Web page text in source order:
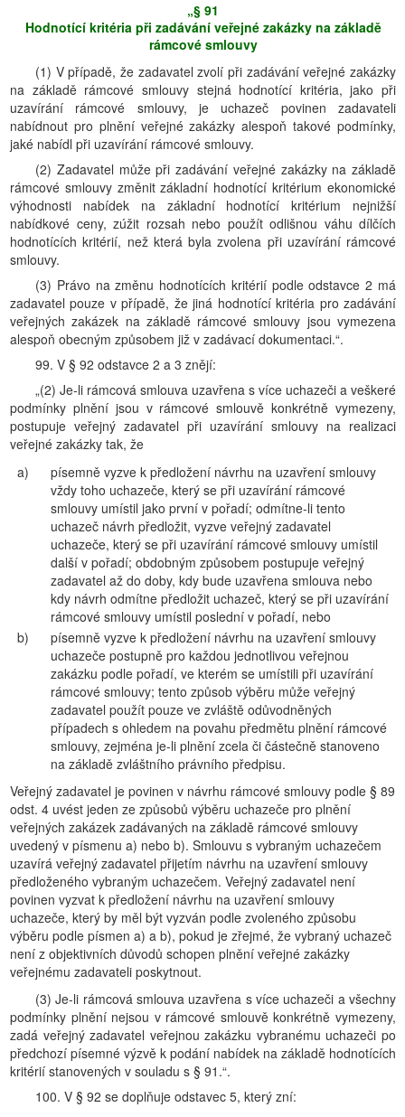
„§ 91
Hodnotící kritéria při zadávání veřejné zakázky na základě
rámcové smlouvy
(1) V případě, že zadavatel zvolí při zadávání veřejné zakázky
na základě rámcové smlouvy stejná hodnotící kritéria, jako při
uzavírání rámcové smlouvy, je uchazeč povinen zadavateli
nabídnout pro plnění veřejné zakázky alespoň takové podmínky,
jaké nabídl při uzavírání rámcové smlouvy.
(2) Zadavatel může při zadávání veřejné zakázky na základě
rámcové smlouvy změnit základní hodnotící kritérium ekonomické
výhodnosti nabídek na základní hodnotící kritérium nejnižší
nabídkové ceny, zúžit rozsah nebo použít odlišnou váhu dílčích
hodnotících kritérií, než která byla zvolena při uzavírání rámcové
smlouvy.
(3) Právo na změnu hodnotících kritérií podle odstavce 2 má
zadavatel pouze v případě, že jiná hodnotící kritéria pro zadávání
veřejných zakázek na základě rámcové smlouvy jsou vymezena
alespoň obecným způsobem již v zadávací dokumentaci.“.
99. V § 92 odstavce 2 a 3 znějí:
„(2) Je-li rámcová smlouva uzavřena s více uchazeči a veškeré
podmínky plnění jsou v rámcové smlouvě konkrétně vymezeny,
postupuje veřejný zadavatel při uzavírání smlouvy na realizaci
veřejné zakázky tak, že
a)
písemně vyzve k předložení návrhu na uzavření smlouvy
vždy toho uchazeče, který se při uzavírání rámcové
smlouvy umístil jako první v pořadí; odmítne-li tento
uchazeč návrh předložit, vyzve veřejný zadavatel
uchazeče, který se při uzavírání rámcové smlouvy umístil
další v pořadí; obdobným způsobem postupuje veřejný
zadavatel až do doby, kdy bude uzavřena smlouva nebo
kdy návrh odmítne předložit uchazeč, který se při uzavírání
rámcové smlouvy umístil poslední v pořadí, nebo
b)
písemně vyzve k předložení návrhu na uzavření smlouvy
uchazeče postupně pro každou jednotlivou veřejnou
zakázku podle pořadí, ve kterém se umístili při uzavírání
rámcové smlouvy; tento způsob výběru může veřejný
zadavatel použít pouze ve zvláště odůvodněných
případech s ohledem na povahu předmětu plnění rámcové
smlouvy, zejména je-li plnění zcela či částečně stanoveno
na základě zvláštního právního předpisu.
Veřejný zadavatel je povinen v návrhu rámcové smlouvy podle § 89
odst. 4 uvést jeden ze způsobů výběru uchazeče pro plnění
veřejných zakázek zadávaných na základě rámcové smlouvy
uvedený v písmenu a) nebo b). Smlouvu s vybraným uchazečem
uzavírá veřejný zadavatel přijetím návrhu na uzavření smlouvy
předloženého vybraným uchazečem. Veřejný zadavatel není
povinen vyzvat k předložení návrhu na uzavření smlouvy
uchazeče, který by měl být vyzván podle zvoleného způsobu
výběru podle písmen a) a b), pokud je zřejmé, že vybraný uchazeč
není z objektivních důvodů schopen plnění veřejné zakázky
veřejnému zadavateli poskytnout.
(3) Je-li rámcová smlouva uzavřena s více uchazeči a všechny
podmínky plnění nejsou v rámcové smlouvě konkrétně vymezeny,
zadá veřejný zadavatel veřejnou zakázku vybranému uchazeči po
předchozí písemné výzvě k podání nabídek na základě hodnotících
kritérií stanovených v souladu s § 91.“.
100. V § 92 se doplňuje odstavec 5, který zní: